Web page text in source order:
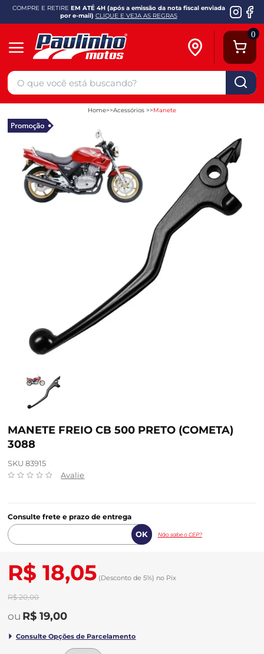
COMPRE E RETIRE EM ATÉ 4H (após a emissão da nota fiscal enviada
por e-mail) CLIQUE E VEJA AS REGRAS
0
Home Acessórios Manete
MANETE FREIO CB 500 PRETO (COMETA)
3088
SKU 83915
Avalie
Consulte frete e prazo de entrega
Não sabe o CEP?
R$ 18,05 (Desconto de 5%) no Pix
R$ 20,00
R$ 19,00